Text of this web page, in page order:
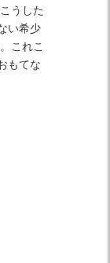
うした
い希少
これこ
もてな